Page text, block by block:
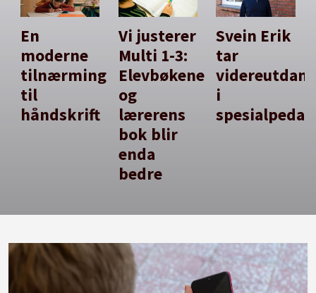
En
moderne
tilnærming
til
håndskrift
Vi justerer
Multi 1-3:
Elevbøkene
og
lærerens
bok blir
enda
bedre
Svein Erik
tar
i